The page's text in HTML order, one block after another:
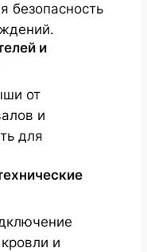
безопасность
и
от
и
для
и